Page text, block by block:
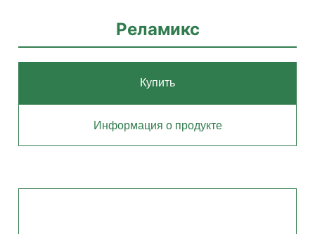
Реламикс
Купить
Информация о продукте